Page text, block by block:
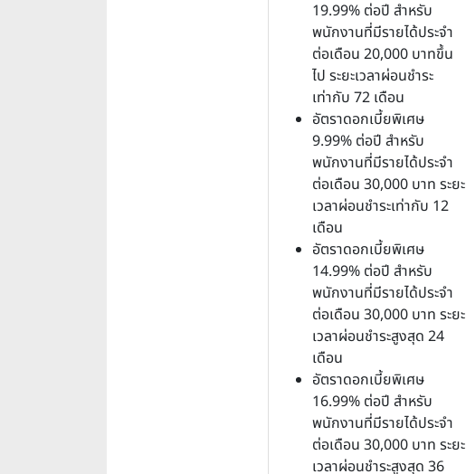
19.99% ต่อปี สำหรับ
พนักงานที่มีรายได้ประจำ
ต่อเดือน 20,000 บาทขึ้น
ไป ระยะเวลาผ่อนชำระ
เท่ากับ 72 เดือน
อัตราดอกเบี้ยพิเศษ
9.99% ต่อปี สำหรับ
พนักงานที่มีรายได้ประจำ
ต่อเดือน 30,000 บาท ระยะ
เวลาผ่อนชำระเท่ากับ 12
เดือน
อัตราดอกเบี้ยพิเศษ
14.99% ต่อปี สำหรับ
พนักงานที่มีรายได้ประจำ
ต่อเดือน 30,000 บาท ระยะ
เวลาผ่อนชำระสูงสุด 24
เดือน
อัตราดอกเบี้ยพิเศษ
16.99% ต่อปี สำหรับ
พนักงานที่มีรายได้ประจำ
ต่อเดือน 30,000 บาท ระยะ
เวลาผ่อนชำระสูงสุด 36